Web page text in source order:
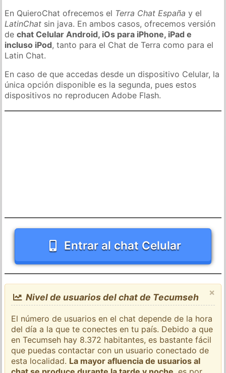
En QuieroChat ofrecemos el Terra Chat España y el
LatinChat sin java. En ambos casos, ofrecemos versión
dechat Celular Android, iOs para iPhone, iPad e
incluso iPod, tanto para el Chat de Terra como para el
Latin Chat.
En caso de que accedas desde un dispositivo Celular, la
única opción disponible es la segunda, pues estos
dispositivos no reproducen Adobe Flash.
Entrar al chat Celular
×
Nivel de usuarios del chat de Tecumseh
El número de usuarios en el chat depende de la hora
del día a la que te conectes en tu país. Debido a que
en Tecumseh hay 8.372 habitantes, es bastante fácil
que puedas contactar con un usuario conectado de
esta localidad. La mayor afluencia de usuarios al